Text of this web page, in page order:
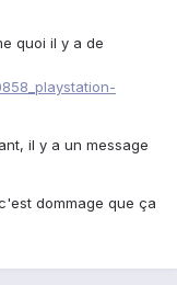
quoi il y a de
il y a un message
dommage que ça